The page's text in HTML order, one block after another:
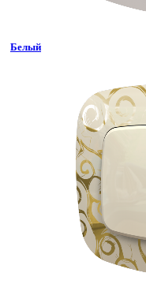
Белый